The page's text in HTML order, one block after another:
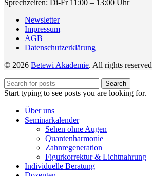
Sprechzeiten: Di-Fr 11:00 – 13:00 Uhr
Newsletter
Impressum
AGB
Datenschutzerklärung
© 2026 Betewi Akademie. All rights reserved
Search
Start typing to see posts you are looking for.
Über uns
Seminarkalender
Sehen ohne Augen
Quantenharmonie
Zahnregeneration
Figurkorrektur & Lichtnahrung
Individuelle Beratung